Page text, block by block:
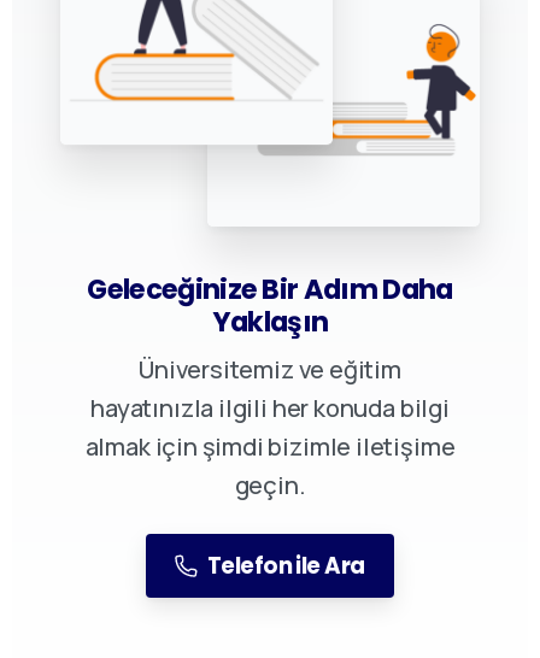
Geleceğinize Bir Adım Daha
Yaklaşın
Üniversitemiz ve eğitim
hayatınızla ilgili her konuda bilgi
almak için şimdi bizimle iletişime
geçin.
Telefon ile Ara